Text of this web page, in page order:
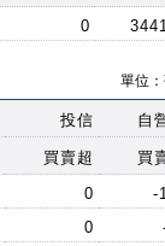
0
單位
投信 自
買賣超
買
0
-
0